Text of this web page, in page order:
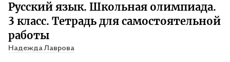
Русский язык. Школьная олимпиада.
3 класс. Тетрадь для самостоятельной
работы
Надежда Лаврова